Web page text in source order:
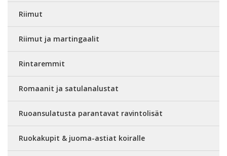
Riimut
Riimut ja martingaalit
Rintaremmit
Romaanit ja satulanalustat
Ruoansulatusta parantavat ravintolisät
Ruokakupit & juoma-astiat koiralle